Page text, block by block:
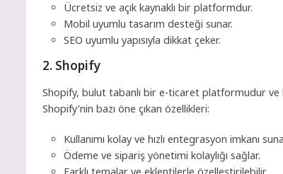
Ücretsiz ve açık kaynaklı bir platformdur.
Mobil uyumlu tasarım desteği sunar.
SEO uyumlu yapısıyla dikkat çeker.
2. Shopify
Shopify, bulut tabanlı bir e-ticaret platformudur
Shopify’nin bazı öne çıkan özellikleri:
Kullanımı kolay ve hızlı entegrasyon imkanı
Ödeme ve sipariş yönetimi kolaylığı sağlar.